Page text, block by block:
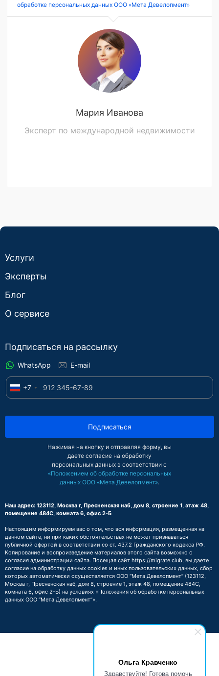
Ольга Кравченко
Здравствуйте! Готова помочь
обработке персональных данных ООО «Мета Девелопмент»
Мария Иванова
Эксперт по международной недвижимости
Услуги
Эксперты
Блог
О сервисе
Подписаться на рассылку
WhatsApp E-mail
+7
Подписаться
Нажимая на кнопку и отправляя форму, вы
даете согласие на обработку
персональных данных в соответствии с
«Положением об обработке персональных
данных ООО «Мета Девелопмент».
Наш адрес: 123112, Москва г, Пресненская наб, дом 8, строение 1, этаж 48,
помещение 484С, комната 6, офис 2-Б
Настоящим информируем вас о том, что вся информация, размещенная на
данном сайте, ни при каких обстоятельствах не может признаваться
публичной офертой в соответствии со ст. 437.2 Гражданского кодекса РФ.
Копирование и воспроизведение материалов этого сайта возможно с
согласия администрации сайта. Посещая сайт https://migrate.club, вы даете
согласие на обработку данных cookies и иных пользовательских данных, сбор
которых автоматически осуществляется ООО “Мета Девелопмент” (123112,
Москва г, Пресненская наб, дом 8, строение 1, этаж 48, помещение 484С,
комната 6, офис 2-Б) на условиях «Положения об обработке персональных
данных ООО “Мета Девелопмент”».